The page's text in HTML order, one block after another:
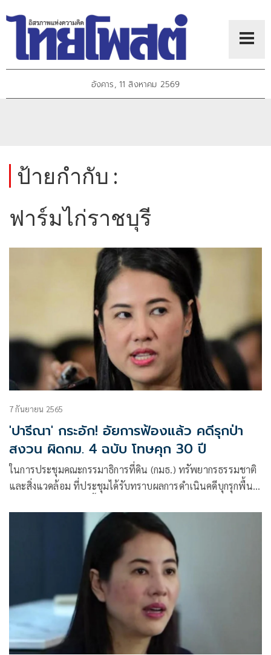
อังคาร, 11 สิงหาคม 2569
ป้ายกำกับ :
ฟาร์มไก่ราชบุรี
7 กันยายน 2565
'ปารีณา' กระอัก! อัยการฟ้องแล้ว คดีรุกป่า
สงวน ผิดกม. 4 ฉบับ โทษคุก 30 ปี
ในการประชุมคณะกรรมาธิการที่ดิน (กมธ.) ทรัพยากรธรรมชาติ
และสิ่งแวดล้อม ที่ประชุมได้รับทราบผลการดำเนินคดีบุกรุกพื้นที่
ไกรคุปต์ อดีต ส.ส.ราชบุรี พรรคพลังประชารัฐ